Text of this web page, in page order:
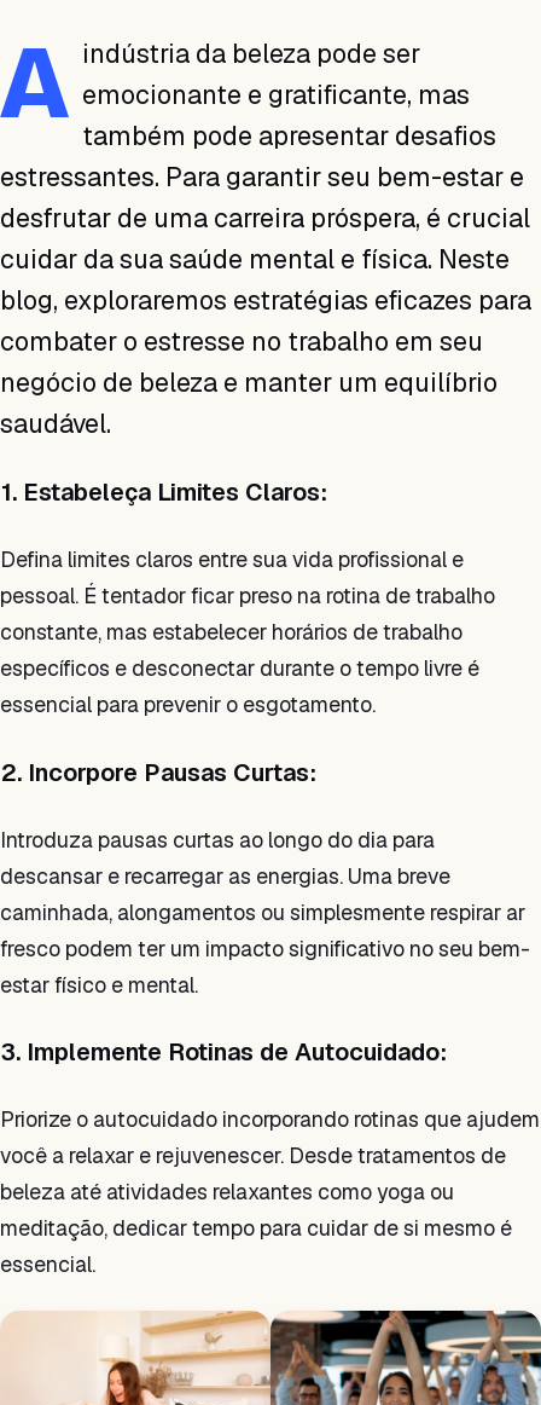
A indústria da beleza pode ser
emocionante e gratificante, mas
também pode apresentar desafios
estressantes. Para garantir seu bem-estar e
desfrutar de uma carreira próspera, é crucial
cuidar da sua saúde mental e física. Neste
blog, exploraremos estratégias eficazes para
combater o estresse no trabalho em seu
negócio de beleza e manter um equilíbrio
saudável.
1. Estabeleça Limites Claros:
Defina limites claros entre sua vida profissional e
pessoal. É tentador ficar preso na rotina de trabalho
constante, mas estabelecer horários de trabalho
específicos e desconectar durante o tempo livre é
essencial para prevenir o esgotamento.
2. Incorpore Pausas Curtas:
Introduza pausas curtas ao longo do dia para
descansar e recarregar as energias. Uma breve
caminhada, alongamentos ou simplesmente respirar ar
fresco podem ter um impacto significativo no seu bem-
estar físico e mental.
3. Implemente Rotinas de Autocuidado:
Priorize o autocuidado incorporando rotinas que ajudem
você a relaxar e rejuvenescer. Desde tratamentos de
beleza até atividades relaxantes como yoga ou
meditação, dedicar tempo para cuidar de si mesmo é
essencial.